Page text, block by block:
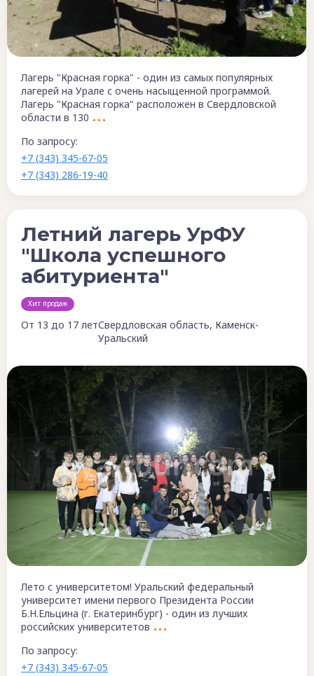
Лагерь "Красная горка" - один из самых популярных
лагерей на Урале с очень насыщенной программой.
Лагерь "Красная горка" расположен в Свердловской
области в 130
По запросу:
+7 (343) 345-67-05
+7 (343) 286-19-40
Летний лагерь УрФУ
"Школа успешного
абитуриента"
Хит продаж
От 13 до 17 летСвердловская область, Каменск-
Уральский
Лето с университетом! Уральский федеральный
университет имени первого Президента России
Б.Н.Ельцина (г. Екатеринбург) - один из лучших
российских университетов
По запросу:
+7 (343) 345-67-05